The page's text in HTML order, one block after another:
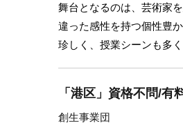
舞台となるのは、芸術家
違った感性を持つ個性豊
珍しく、授業シーンも多く
「港区」資格不問/
創生事業団